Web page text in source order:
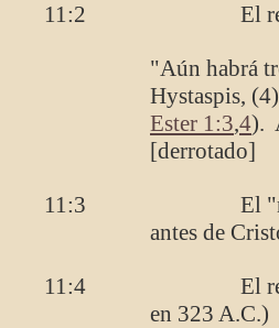
11:2 El rey actual
"Aún habrá
Hystaspis,
Ester 1:3,4).
[derrotado]
11:3 El "rey
antes de
11:4 El reino de
en 323 A.C.)